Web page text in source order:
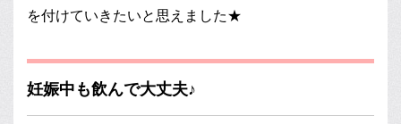
を付けていきたいと思えました★
妊娠中も飲んで大丈夫♪